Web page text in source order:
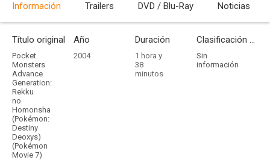
Información Trailers DVD / Blu-Ray Noticias
Título original
Pocket
Monsters
Advance
Generation:
Rekku
no
Homonsha
(Pokémon:
Destiny
Deoxys)
(Pokémon
Movie 7)
Año
2004
Duración
1 hora y
38
minutos
Clasificación por edades
Sin
información